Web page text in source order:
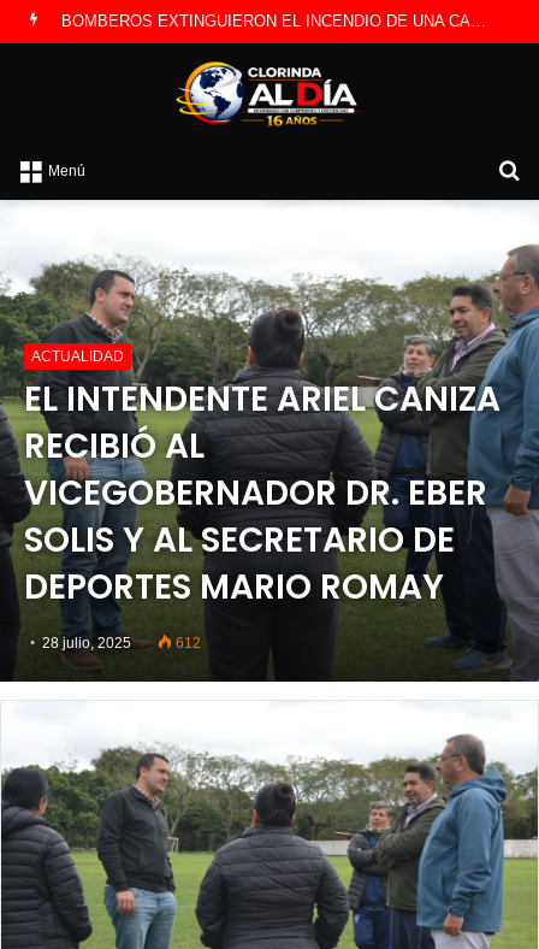
BOMBEROS EXTINGUIERON EL INCENDIO DE UNA CAMIONETA Y DETERMINARON QUE FUE POR UNA FALLA ELÉCTRICA
Menú
ACTUALIDAD
EL INTENDENTE ARIEL CANIZA
RECIBIÓ AL
VICEGOBERNADOR DR. EBER
SOLIS Y AL SECRETARIO DE
DEPORTES MARIO ROMAY
28 julio, 2025 612